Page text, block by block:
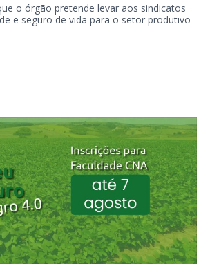
o órgão pretende levar aos sindicatos
e seguro de vida para o setor produtivo